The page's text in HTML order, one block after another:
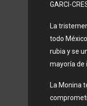
GARCI-
La
todo
rubia y se
mayoría de
La Monina